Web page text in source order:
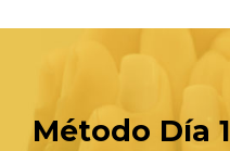
Método Día 1